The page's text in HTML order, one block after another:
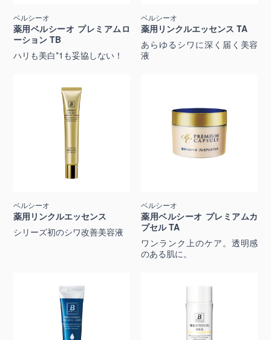
ベルシーオ
薬用ベルシーオ プレミアムロ
ーション TB
ハリも美白*1も妥協しない！
ベルシーオ
薬用リンクルエッセンス TA
あらゆるシワに深く届く美容
液
ベルシーオ
薬用リンクルエッセンス
シリーズ初のシワ改善美容液
ベルシーオ
薬用ベルシーオ プレミアムカ
プセル TA
ワンランク上のケア。透明感
のある肌に。